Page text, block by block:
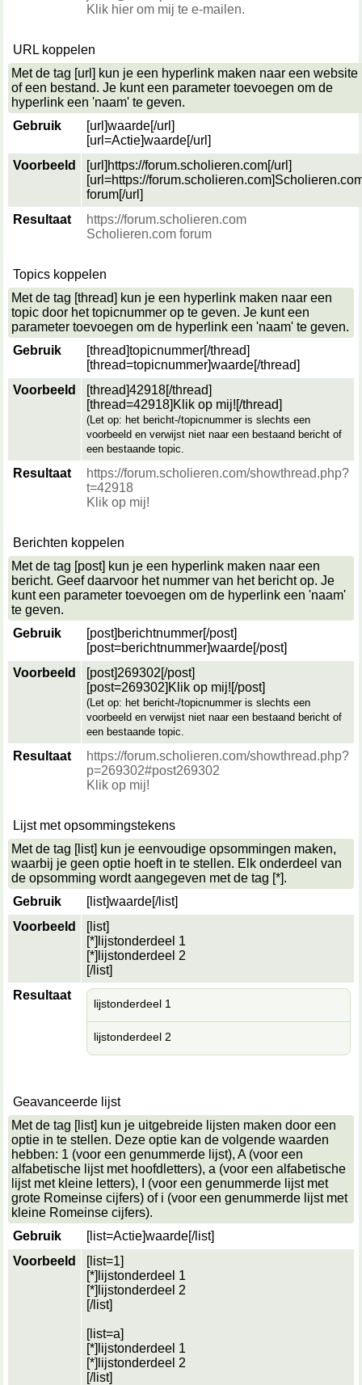
Klik hier om mij te e-mailen.
URL koppelen
Met de tag [url] kun je een hyperlink maken naar een website
of een bestand. Je kunt een parameter toevoegen om de
hyperlink een 'naam' te geven.
Gebruik
[url]waarde[/url]
[url=Actie]waarde[/url]
Voorbeeld
[url]https://forum.scholieren.com[/url]
[url=https://
forum[/url]
Resultaat
https://forum.scholieren.com
Scholieren.com forum
Topics koppelen
Met de tag [thread] kun je een hyperlink maken naar een
topic door het topicnummer op te geven. Je kunt een
parameter toevoegen om de hyperlink een 'naam' te geven.
Gebruik
[thread]topicnummer[/thread]
[thread=topicnummer]waarde[/thread]
Voorbeeld
[thread]42918[/thread]
[thread=42918]Klik op mij![/thread]
(Let op: het bericht-/topicnummer is slechts een
voorbeeld en verwijst niet naar een bestaand bericht of
een bestaande topic.
Resultaat
https://forum.scholieren.com/showthread.php?
t=42918
Klik op mij!
Berichten koppelen
Met de tag [post] kun je een hyperlink maken naar een
bericht. Geef daarvoor het nummer van het bericht op. Je
kunt een parameter toevoegen om de hyperlink een 'naam'
te geven.
Gebruik
[post] berichtnummer[/post]
[post=berichtnummer]waarde[/post]
Voorbeeld
[post]269302[/post]
[post=269302]Klik op mij![/post]
(Let op: het bericht-/topicnummer is slechts een
voorbeeld en verwijst niet naar een bestaand bericht of
een bestaande topic.
Resultaat
https://forum.scholieren.com/showthread.php?
p=269302#post269302
Klik op mij!
Lijst met opsommingstekens
Met de tag [list] kun je eenvoudige opsommingen maken,
waarbij je geen optie hoeft in te stellen. Elk onderdeel van
de opsomming wordt aangegeven met de tag [*].
Gebruik
[list]waarde[/list]
Voorbeeld
[list]
[*]lijstonderdeel 1
[*]lijstonderdeel 2
[/list]
Resultaat
lijstonderdeel 1
lijstonderdeel 2
Geavanceerde lijst
Met de tag [list] kun je uitgebreide lijsten maken door een
optie in te stellen. Deze optie kan de volgende waarden
hebben: 1 (voor een genummerde lijst), A (voor een
alfabetische lijst met hoofdletters), a (voor een alfabetische
lijst met kleine letters), I (voor een genummerde lijst met
grote Romeinse cijfers) of i (voor een genummerde lijst met
kleine Romeinse cijfers).
Gebruik
[list=Actie]waarde[/list]
Voorbeeld
[list=1]
[*]lijstonderdeel 1
[*]lijstonderdeel 2
[/list]
[list=a]
[*]lijstonderdeel 1
[*]lijstonderdeel 2
[/list]